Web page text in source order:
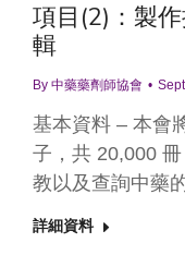
項目(2)：製
輯
By 中藥藥劑師協會
基本資料 – 本會
子，共 20,000
教以及查詢中藥
詳細資料